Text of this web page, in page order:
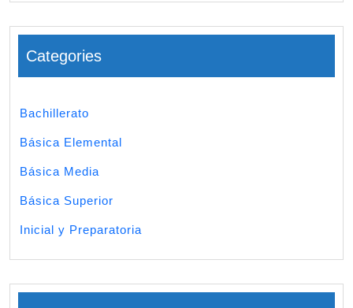
Categories
Bachillerato
Básica Elemental
Básica Media
Básica Superior
Inicial y Preparatoria